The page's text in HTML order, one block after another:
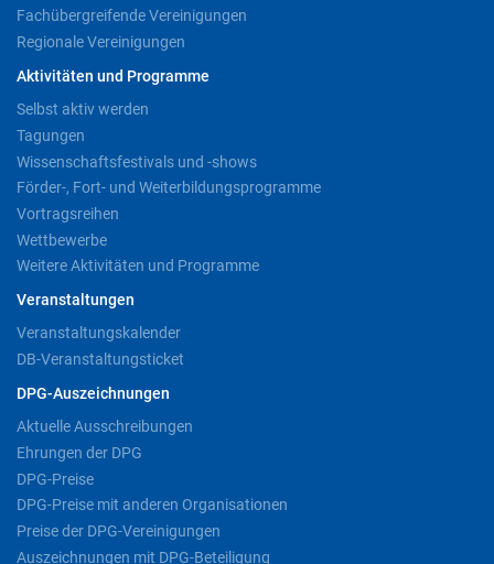
Fachübergreifende Vereinigungen
Regionale Vereinigungen
Aktivitäten und Programme
Selbst aktiv werden
Tagungen
Wissenschaftsfestivals und -shows
Förder-, Fort- und Weiterbildungsprogramme
Vortragsreihen
Wettbewerbe
Weitere Aktivitäten und Programme
Veranstaltungen
Veranstaltungskalender
DB-Veranstaltungsticket
DPG-Auszeichnungen
Aktuelle Ausschreibungen
Ehrungen der DPG
DPG-Preise
DPG-Preise mit anderen Organisationen
Preise der DPG-Vereinigungen
Auszeichnungen mit DPG-Beteiligung